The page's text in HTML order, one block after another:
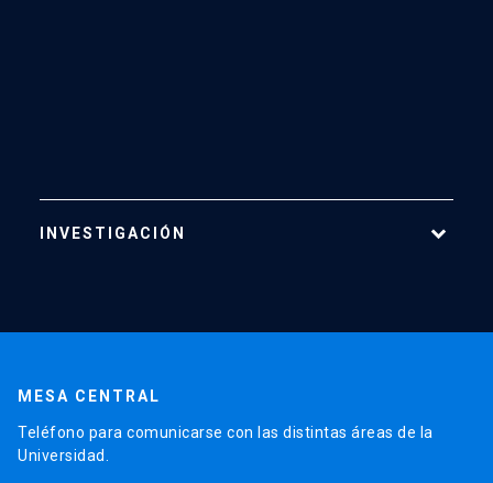
INVESTIGACIÓN
Centros
Proyectos
Laboratorios
MESA CENTRAL
Teléfono para comunicarse con las distintas áreas de la
Universidad.